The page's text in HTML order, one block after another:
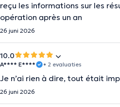
reçu les informations sur les
opération après un an
26 juni 2026
10.0
A**** E**** • 2 evaluaties
Je n’ai rien à dire, tout était
26 juni 2026